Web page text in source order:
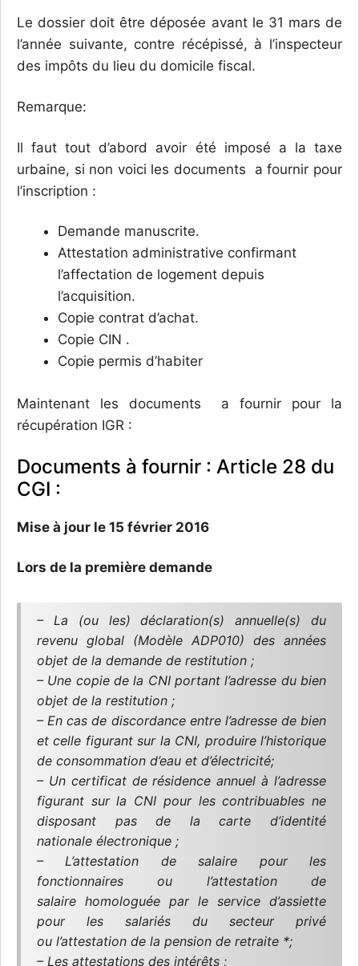
Le dossier doit être déposée avant le 31 mars de
l’année suivante, contre récépissé, à l’inspecteur
des impôts du lieu du domicile fiscal.
Remarque:
Il faut tout d’abord avoir été imposé a la taxe
urbaine, si non voici les documents a fournir pour
l’inscription :
Demande manuscrite.
Attestation administrative confirmant
l’affectation de logement depuis
l’acquisition.
Copie contrat d’achat.
Copie CIN .
Copie permis d’habiter
Maintenant les documents a fournir pour la
récupération IGR :
Documents à fournir : Article 28 du
CGI :
Mise à jour le 15 février 2016
Lors de la première demande
– La (ou les) déclaration(s) annuelle(s) du
revenu global (Modèle ADP010) des années
objet de la demande de restitution ;
– Une copie de la CNI portant l’adresse du bien
objet de la restitution ;
– En cas de discordance entre l’adresse de bien
et celle figurant sur la CNI, produire l’historique
de consommation d’eau et d’électricité;
– Un certificat de résidence annuel à l’adresse
figurant sur la CNI pour les contribuables ne
disposant pas de la carte d’identité
nationale électronique ;
– L’attestation de salaire pour les
fonctionnaires ou l’attestation de
salaire homologuée par le service d’assiette
pour les salariés du secteur privé
ou l’attestation de la pension de retraite *;
– Les attestations des intérêts ;